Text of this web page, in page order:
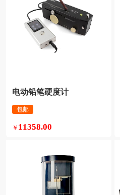
电动铅笔硬度计
包邮
￥ 11358.00